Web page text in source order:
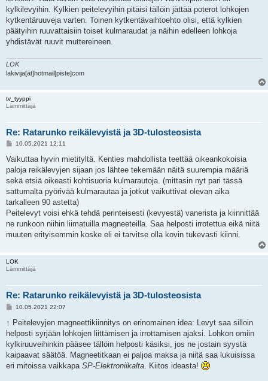
kylkilevyihin. Kylkien peitelevyihin pitäisi tällöin jättää poterot lohkojen
kytkentäruuveja varten. Toinen kytkentävaihtoehto olisi, että kylkien
päätyihin ruuvattaisiin toiset kulmaraudat ja näihin edelleen lohkoja
yhdistävät ruuvit muttereineen.
LOK
lakivija[ät]hotmail[piste]com
tv_tyyppi
Lämmittäjä
Re: Ratarunko reikälevyistä ja 3D-tulosteosista
V
e
t
i
10.05.2021 12:11
Vaikuttaa hyvin mietityltä. Kenties mahdollista teettää oikeankokoisia
paloja reikälevyjen sijaan jos lähtee tekemään näitä suurempia määriä
sekä etsiä oikeasti kohtisuoria kulmarautoja. (mittasin nyt pari tässä
sattumalta pyörivää kulmarautaa ja jotkut vaikuttivat olevan aika
tarkalleen 90 astetta)
Peitelevyt voisi ehkä tehdä perinteisesti (kevyestä) vanerista ja kiinnittää
ne runkoon niihin liimatuilla magneeteilla. Saa helposti irrotettua eikä niitä
muuten erityisemmin koske eli ei tarvitse olla kovin tukevasti kiinni.
LOK
Lämmittäjä
Re: Ratarunko reikälevyistä ja 3D-tulosteosista
V
e
t
i
10.05.2021 22:07
↑ Peitelevyjen magneettikiinnitys on erinomainen idea: Levyt saa silloin
helposti syrjään lohkojen liittämisen ja irrottamisen ajaksi. Lohkon omiin
kylkiruuveihinkin pääsee tällöin helposti käsiksi, jos ne jostain syystä
kaipaavat säätöä. Magneetitkaan ei paljoa maksa ja niitä saa lukuisissa
eri mitoissa vaikkapa SP-Elektroniikalta . Kiitos ideasta!